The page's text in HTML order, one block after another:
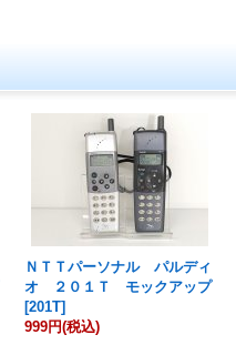
ＮＴＴパーソナル パルディ
オ ２０１Ｔ モックアップ
[201T]
999円(税込)